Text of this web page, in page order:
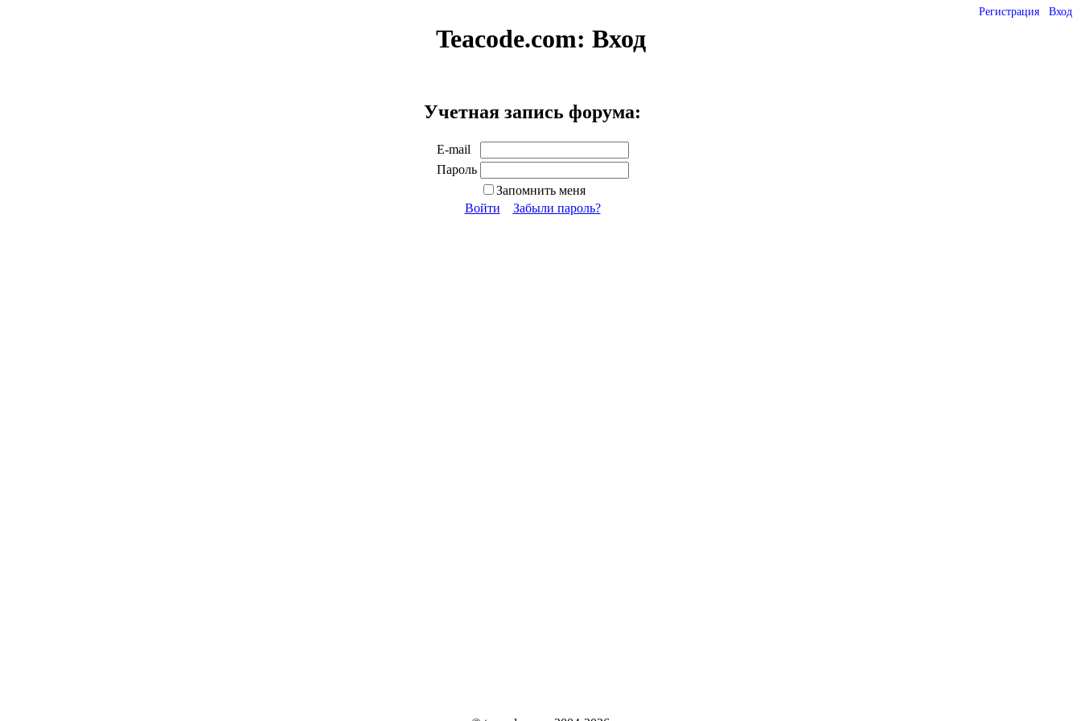
Регистрация Вход
Teacode.com: Вход
Учетная запись форума:
E-mail
Пароль
Запомнить меня
Войти
Забыли пароль?